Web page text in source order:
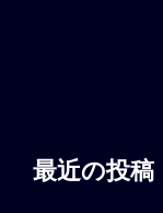
最近の投稿